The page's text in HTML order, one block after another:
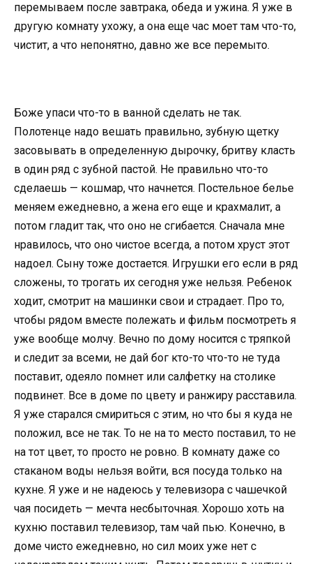
перемываем после завтрака, обеда и ужина. Я уже в
другую комнату ухожу, а она еще час моет там что-то,
чистит, а что непонятно, давно же все перемыто.
Боже упаси что-то в ванной сделать не так.
Полотенце надо вешать правильно, зубную щетку
засовывать в определенную дырочку, бритву класть
в один ряд с зубной пастой. Не правильно что-то
сделаешь — кошмар, что начнется. Постельное белье
меняем ежедневно, а жена его еще и крахмалит, а
потом гладит так, что оно не сгибается. Сначала мне
нравилось, что оно чистое всегда, а потом хруст этот
надоел. Сыну тоже достается. Игрушки его если в ряд
сложены, то трогать их сегодня уже нельзя. Ребенок
ходит, смотрит на машинки свои и страдает. Про то,
чтобы рядом вместе полежать и фильм посмотреть я
уже вообще молчу. Вечно по дому носится с тряпкой
и следит за всеми, не дай бог кто-то что-то не туда
поставит, одеяло помнет или салфетку на столике
подвинет. Все в доме по цвету и ранжиру расставила.
Я уже старался смириться с этим, но что бы я куда не
положил, все не так. То не на то место поставил, то не
на тот цвет, то просто не ровно. В комнату даже со
стаканом воды нельзя войти, вся посуда только на
кухне. Я уже и не надеюсь у телевизора с чашечкой
чая посидеть — мечта несбыточная. Хорошо хоть на
кухню поставил телевизор, там чай пью. Конечно, в
доме чисто ежедневно, но сил моих уже нет с